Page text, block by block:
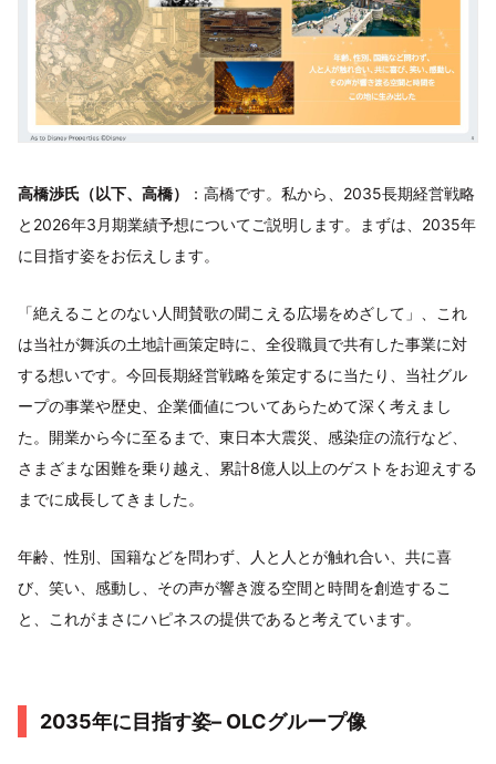
高橋渉氏（以下、高橋）
：高橋です。私から、2035長期経営戦略
と2026年3月期業績予想についてご説明します。まずは、2035年
に目指す姿をお伝えします。
「絶えることのない人間賛歌の聞こえる広場をめざして」、これ
は当社が舞浜の土地計画策定時に、全役職員で共有した事業に対
する想いです。今回長期経営戦略を策定するに当たり、当社グル
ープの事業や歴史、企業価値についてあらためて深く考えまし
た。開業から今に至るまで、東日本大震災、感染症の流行など、
さまざまな困難を乗り越え、累計8億人以上のゲストをお迎えする
までに成長してきました。
年齢、性別、国籍などを問わず、人と人とが触れ合い、共に喜
び、笑い、感動し、その声が響き渡る空間と時間を創造するこ
と、これがまさにハピネスの提供であると考えています。
2035年に目指す姿– OLCグループ像